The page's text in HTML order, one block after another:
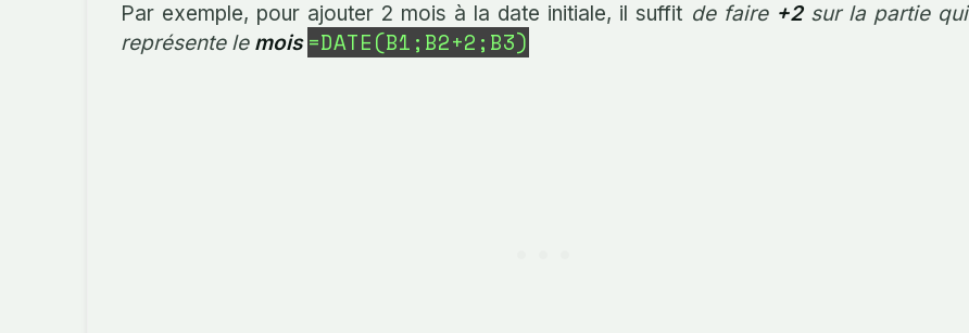
Par exemple, pour ajouter 2 mois à la date initiale, il suffit de faire +2sur la partie qui
représente le mois =DATE(B1;B2+2;B3)